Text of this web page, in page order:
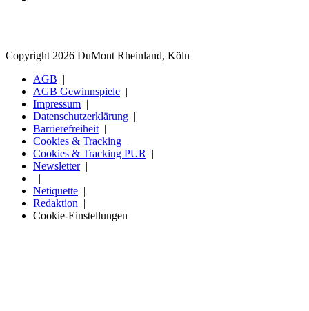
Copyright 2026 DuMont Rheinland, Köln
AGB
AGB Gewinnspiele
Impressum
Datenschutzerklärung
Barrierefreiheit
Cookies & Tracking
Cookies & Tracking PUR
Newsletter
Netiquette
Redaktion
Cookie-Einstellungen